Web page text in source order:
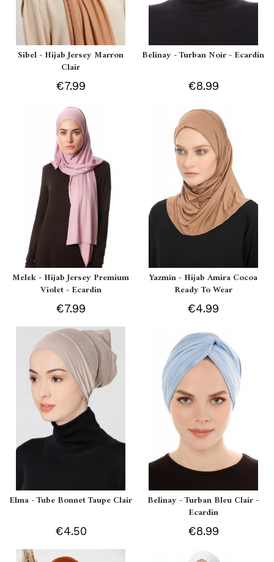
Sibel - Hijab Jersey Marron
Clair
€7.99
Belinay - Turban Noir - Ecardin
€8.99
Melek - Hijab Jersey Premium
Violet - Ecardin
€7.99
Yazmin - Hijab Amira Cocoa
Ready To Wear
€4.99
Elma - Tube Bonnet Taupe Clair
€4.50
Belinay - Turban Bleu Clair -
Ecardin
€8.99